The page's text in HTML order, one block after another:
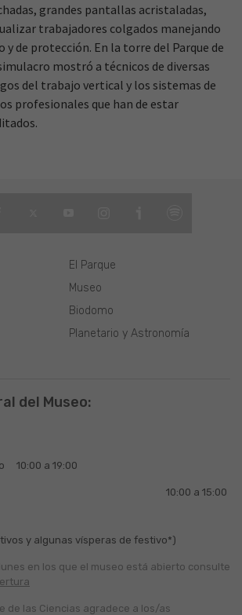
grandes pantallas acristaladas,
trabajadores colgados manejando
y de protección. En la torre del Parque de
mostró a técnicos de diversas
del trabajo vertical y los sistemas de
profesionales que han de estar
El Parque
Museo
Biodomo
Planetario y Astronomía
del Museo:
10:00 a 19:00
10:00 a 15:00
y algunas vísperas de festivo*)
en los que el museo está abierto consulte
de las Ciencias agradece a los/as